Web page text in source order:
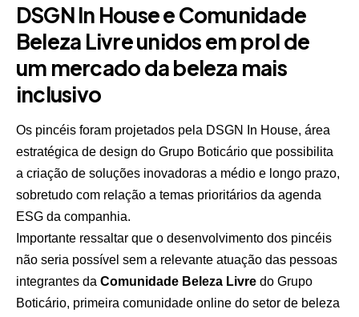
DSGN In House e Comunidade
Beleza Livre unidos em prol de
um mercado da beleza mais
inclusivo
Os pincéis foram projetados pela DSGN In House, área
estratégica de design do Grupo Boticário que possibilita
a criação de soluções inovadoras a médio e longo prazo,
sobretudo com relação a temas prioritários da agenda
ESG da companhia.
Importante ressaltar que o desenvolvimento dos pincéis
não seria possível sem a relevante atuação das pessoas
integrantes da Comunidade Beleza Livre do Grupo
Boticário, primeira comunidade online do setor de beleza